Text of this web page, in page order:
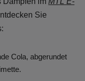
Sie
Cola, abgerundet